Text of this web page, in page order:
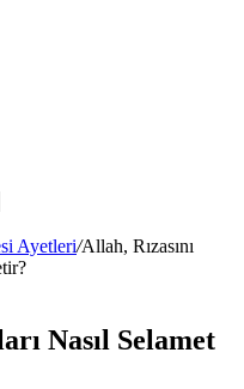
Ayetleri/Allah, Rızasını
Nasıl Selamet